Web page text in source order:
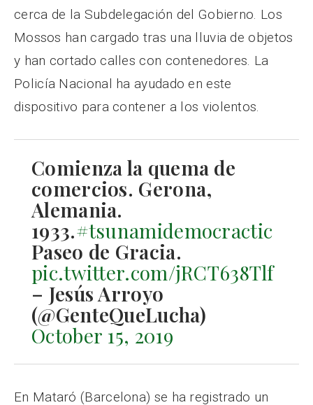
cerca de la Subdelegación del Gobierno. Los
Mossos han cargado tras una lluvia de objetos
y han cortado calles con contenedores. La
Policía Nacional ha ayudado en este
dispositivo para contener a los violentos.
Comienza la quema de
comercios. Gerona,
Alemania.
1933.#tsunamidemocractic
Paseo de Gracia.
pic.twitter.com/jRCT638Tlf
– Jesús Arroyo
(@GenteQueLucha)
October 15, 2019
En Mataró (Barcelona) se ha registrado un